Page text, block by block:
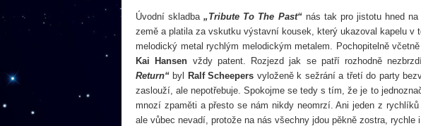
Úvodní skladba„Tribute To The Past“nás tak pro jistotu hned na
země a platila za vskutku výstavní kousek, který ukazoval kapelu v
melodický metal rychlým melodickým metalem. Pochopitelně
Kai Hansen vždy patent. Rozjezd jak se patří rozhodně
Return“ byl Ralf Scheepers vyloženě k sežrání a třetí do party
zaslouží, ale nepotřebuje. Spokojme se tedy s tím, že je to
mnozí zpaměti a přesto se nám nikdy neomrzí. Ani jeden z
ale vůbec nevadí, protože na nás všechny jdou pěkně zostra, rychle